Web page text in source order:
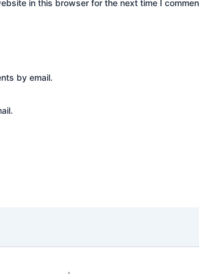
in this browser for the next time I
by email.